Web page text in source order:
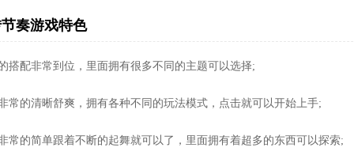
奏游戏特色
搭配非常到位，里面拥有很多不同的主题可以选择;
常的清晰舒爽，拥有各种不同的玩法模式，点击就可以开始上手;
常的简单跟着不断的起舞就可以了，里面拥有着超多的东西可以探索;